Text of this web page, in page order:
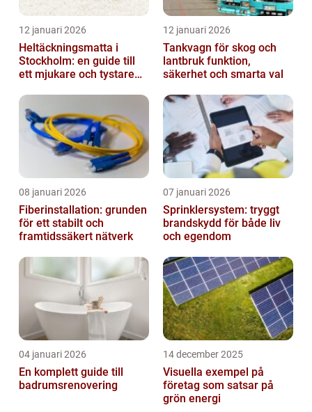
12 januari 2026
Heltäckningsmatta i
Stockholm: en guide till
ett mjukare och tystare
12 januari 2026
Tankvagn för skog och
lantbruk funktion,
säkerhet och smarta val
08 januari 2026
Fiberinstallation: grunden
för ett stabilt och
framtidssäkert nätverk
07 januari 2026
Sprinklersystem: tryggt
brandskydd för både liv
och egendom
04 januari 2026
En komplett guide till
badrumsrenovering
14 december 2025
Visuella exempel på
företag som satsar på
grön energi